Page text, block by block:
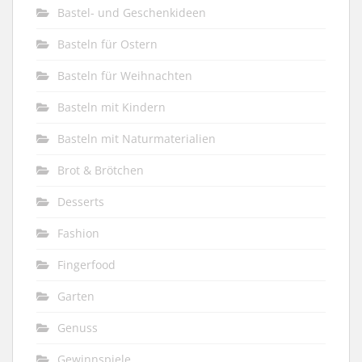
Bastel- und Geschenkideen
Basteln für Ostern
Basteln für Weihnachten
Basteln mit Kindern
Basteln mit Naturmaterialien
Brot & Brötchen
Desserts
Fashion
Fingerfood
Garten
Genuss
Gewinnspiele